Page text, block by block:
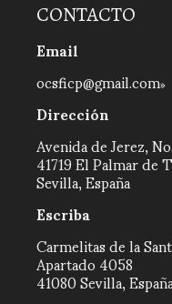
CONTACTO
Email
ocsficp@gmail.com
Dirección
Avenida de Jerez,
41719 El Palmar de
Sevilla, España
Escriba
Carmelitas de la
Apartado 4058
41080 Sevilla,